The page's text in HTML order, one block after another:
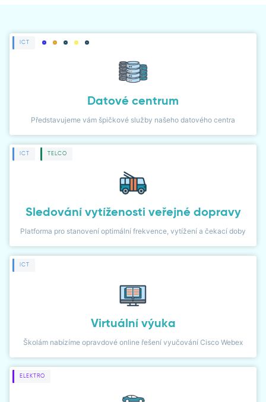
LIDÉ
WIKI
KLIENTSKÁ ZÓNA
ICT
Datové centrum
Představujeme vám špičkové služby našeho datového centra
ICT TELCO
Sledování vytíženosti veřejné dopravy
Platforma pro stanovení optimální frekvence, vytížení a čekací doby
ICT
Virtuální výuka
Školám nabízíme opravdové online řešení vyučování Cisco Webex
ELEKTRO